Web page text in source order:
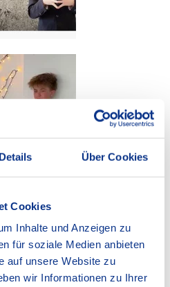
Details Über Cookies
Cookies
Inhalte und Anzeigen zu
für soziale Medien anbieten
auf unsere Website zu
wir Informationen zu Ihrer